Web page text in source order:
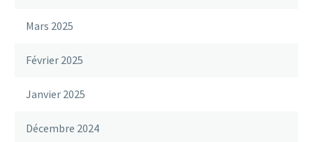
Mars 2025
Février 2025
Janvier 2025
Décembre 2024